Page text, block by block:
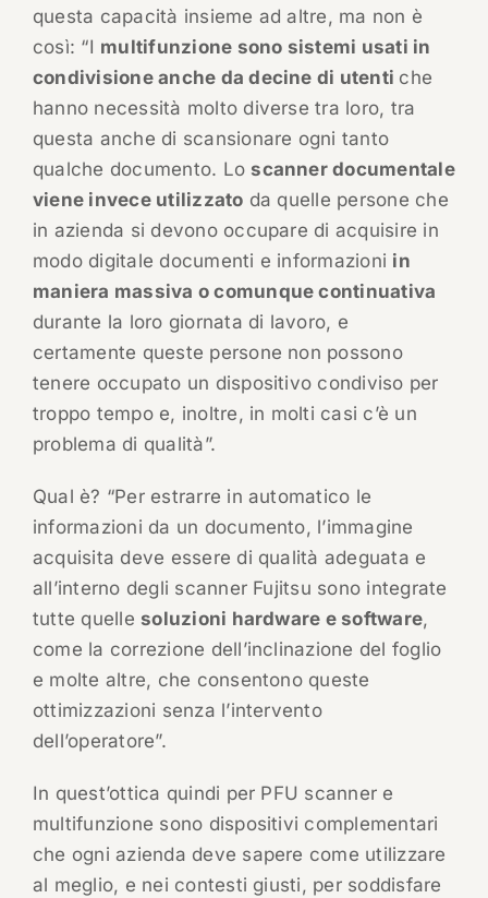
questa capacità insieme ad altre, ma non è
così: “I multifunzione sono sistemi usati in
condivisione anche da decine di utenti che
hanno necessità molto diverse tra loro, tra
questa anche di scansionare ogni tanto
qualche documento. Lo scanner documentale
viene invece utilizzato da quelle persone che
in azienda si devono occupare di acquisire in
modo digitale documenti e informazioni in
maniera massiva o comunque continuativa
durante la loro giornata di lavoro, e
certamente queste persone non possono
tenere occupato un dispositivo condiviso per
troppo tempo e, inoltre, in molti casi c’è un
problema di qualità”.
Qual è? “Per estrarre in automatico le
informazioni da un documento, l’immagine
acquisita deve essere di qualità adeguata e
all’interno degli scanner Fujitsu sono integrate
tutte quelle soluzioni hardware e software,
come la correzione dell’inclinazione del foglio
e molte altre, che consentono queste
ottimizzazioni senza l’intervento
dell’operatore”.
In quest’ottica quindi per PFU scanner e
multifunzione sono dispositivi complementari
che ogni azienda deve sapere come utilizzare
al meglio, e nei contesti giusti, per soddisfare